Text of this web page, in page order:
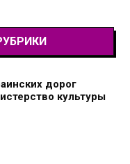
дорог
культуры